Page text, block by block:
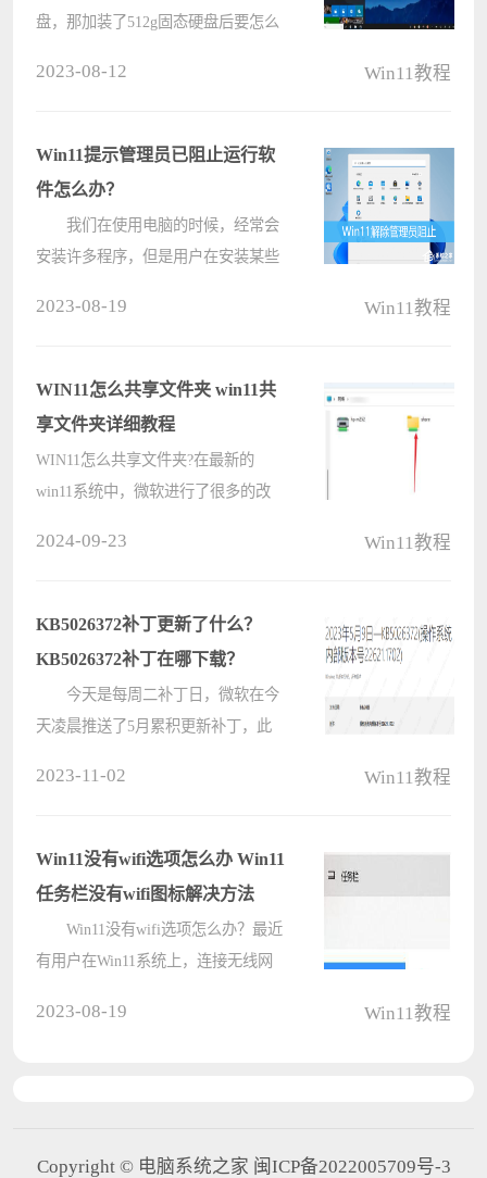
盘，那加装了512g固态硬盘后要怎么
一下win11 512g固态硬盘最佳分区方
案????
2023-08-12 Win11教程
Win11提示管理员已阻止运行软
件怎么办？
我们在使用电脑的时候，经常会
安装许多程序，但是用户在安装某些
一起看看吧！ 方法一
1、????
2023-08-19 Win11教程
WIN11怎么共享文件夹 win11共
享文件夹详细教程
WIN11怎么共享文件夹?在最新的
win11系统中，微软进行了很多的改
享文件夹详细教程分享给大家。
win11共享????
2024-09-23 Win11教程
KB5026372补丁更新了什么？
KB5026372补丁在哪下载？
今天是每周二补丁日，微软在今
天凌晨推送了5月累积更新补丁，此
KB5026372补丁更新了什么？这里下
面小编就为????
2023-11-02 Win11教程
Win11没有wifi选项怎么办 Win11
任务栏没有wifi图标解决方法
Win11没有wifi选项怎么办？最近
有用户在Win11系统上，连接无线网
2023-08-19 Win11教程
Copyright © 电脑系统之家 闽ICP备2022005709号-3